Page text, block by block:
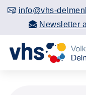
info@vhs-
Newsletter